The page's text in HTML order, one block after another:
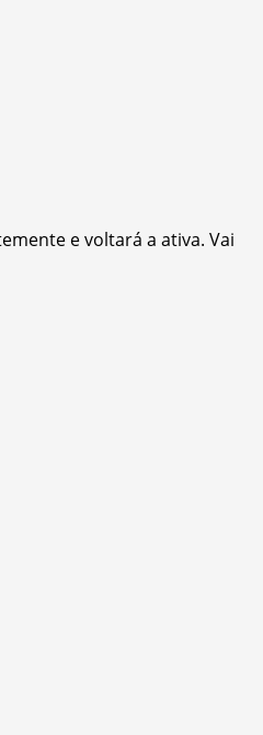
e voltará a ativa. Vai